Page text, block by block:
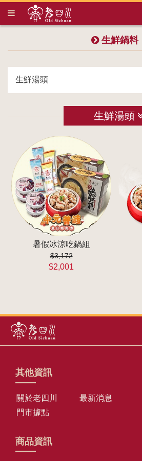
生鮮鍋料
生鮮湯頭
生鮮湯頭
暑假冰涼吃鍋組
$3,172
$2,001
其他資訊
關於老四川 最新消息
門市據點
商品資訊